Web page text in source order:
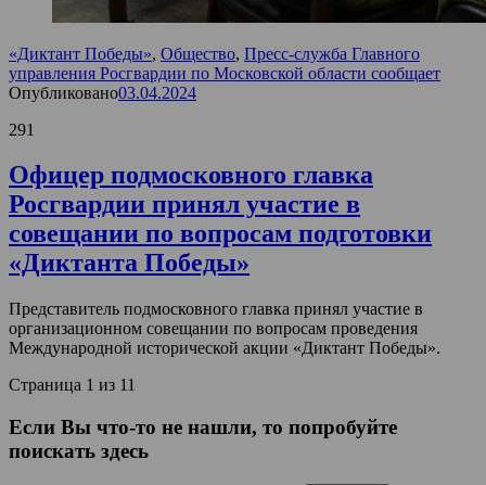
«Диктант Победы», Общество, Пресс-служба Главного
управления Росгвардии по Московской области сообщает
Опубликовано03.04.2024
291
Офицер подмосковного главка
Росгвардии принял участие в
совещании по вопросам подготовки
«Диктанта Победы»
Представитель подмосковного главка принял участие в
организационном совещании по вопросам проведения
Международной исторической акции «Диктант Победы».
Страница 1 из 11
Если Вы что-то не нашли, то попробуйте
поискать здесь